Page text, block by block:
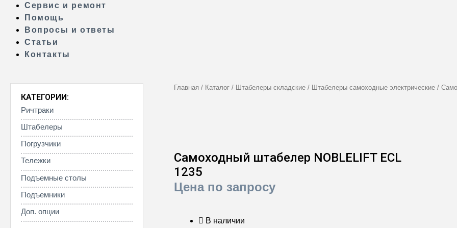
Сервис и ремонт
Помощь
Вопросы и ответы
Статьи
Контакты
КАТЕГОРИИ:
Ричтраки
Штабелеры
Погрузчики
Тележки
Подъемные столы
Подъемники
Доп. опции
Главная / Каталог/ Штабелеры складские/ Штабелеры самоходные электрические/
Самоходный штабелер NOBLELIFT ECL
1235
Цена по запросу
В наличии